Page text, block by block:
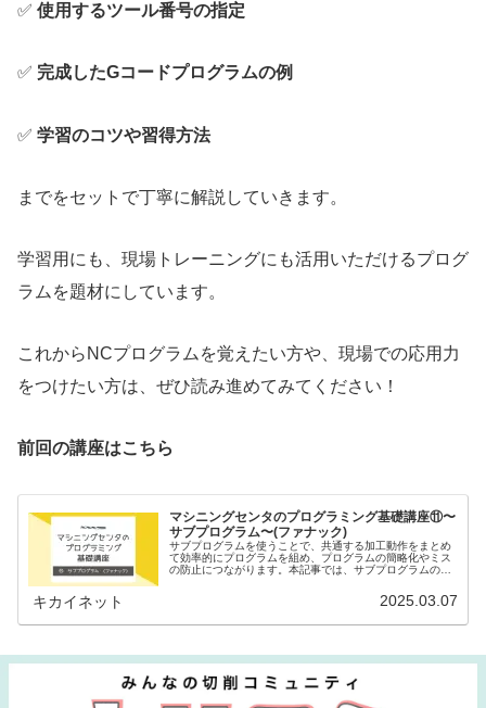
✅ 使用するツール番号の指定
✅ 完成したGコードプログラムの例
✅ 学習のコツや習得方法
までをセットで丁寧に解説していきます。
学習用にも、現場トレーニングにも活用いただけるプログ
ラムを題材にしています。
これからNCプログラムを覚えたい方や、現場での応用力
をつけたい方は、ぜひ読み進めてみてください！
前回の講座はこちら
マシニングセンタのプログラミング基礎講座⑪〜
サブプログラム〜(ファナック)
サブプログラムを使うことで、共通する加工動作をまとめ
て効率的にプログラムを組め、プログラムの簡略化やミス
の防止につながります。本記事では、サブプログラムの登
キカイネット 2025.03.07